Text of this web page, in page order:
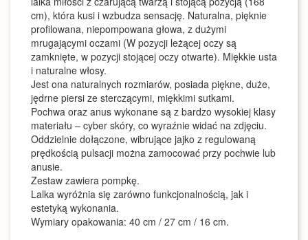
cm), która kusi i wzbudza sensację. Naturalna, pięknie
profilowana, niepompowana głowa, z dużymi
mrugającymi oczami (W pozycji leżącej oczy są
zamknięte, w pozycji stojącej oczy otwarte). Miękkie usta
i naturalne włosy.
Jest ona naturalnych rozmiarów, posiada piękne, duże,
jędrne piersi ze sterczącymi, miękkimi sutkami.
Pochwa oraz anus wykonane są z bardzo wysokiej klasy
materiału – cyber skóry, co wyraźnie widać na zdjęciu.
Oddzielnie dołączone, wibrujące jajko z regulowaną
prędkością pulsacji można zamocować przy pochwie lub
anusie.
Zestaw zawiera pompkę.
Lalka wyróżnia się zarówno funkcjonalnością, jak i
estetyką wykonania.
Wymiary opakowania: 40 cm / 27 cm / 16 cm.